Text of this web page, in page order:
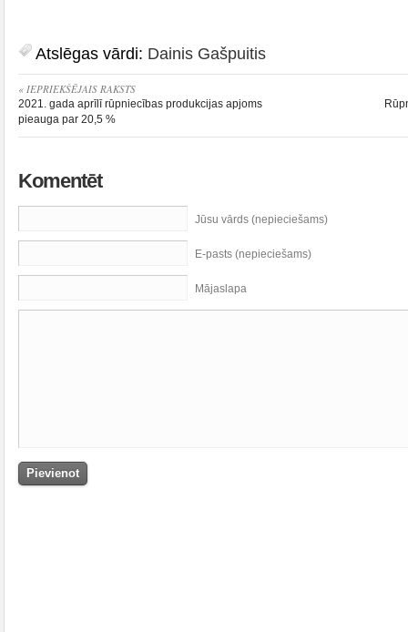
Atslēgas vārdi: Dainis Gašpuitis
« IEPRIEKŠĒJAIS RAKSTS
2021. gada aprīlī rūpniecības produkcijas apjoms
pieauga par 20,5 %
Komentēt
Jūsu vārds (nepieciešams)
E-pasts (nepieciešams)
Mājaslapa